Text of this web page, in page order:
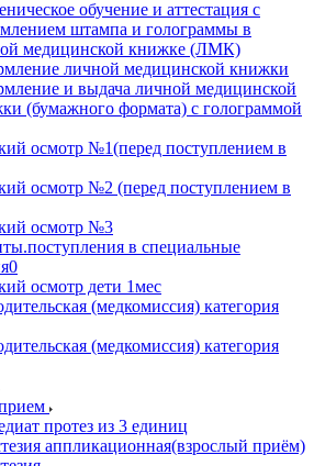
обучение и аттестация с
штампа и голограммы в
медицинской книжке (ЛМК)
личной медицинской книжки
и выдача личной медицинской
(бумажного формата) с голограммой
осмотр №1(перед поступлением в
осмотр №2 (перед поступлением в
осмотр №3
в специальные
осмотр дети 1мес
(медкомиссия) категория
(медкомиссия) категория
протез из 3 единиц
аппликационная(взрослый приём)